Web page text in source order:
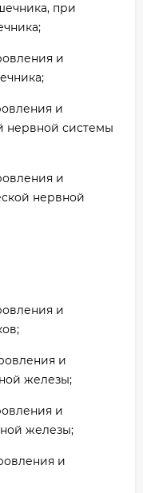
при
и
и
нервной системы
и
нервной
и
и
железы;
и
железы;
и